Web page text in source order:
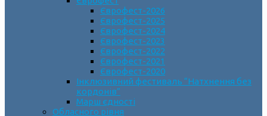
Єврофест-2026
Єврофест-2025
Єврофест-2024
Єврофест-2023
Єврофест-2022
Єврофест-2021
Єврофест-2020
Інклюзивний фестиваль “Натхнення без
кордонів”
Марш єдності
Обласного рівня